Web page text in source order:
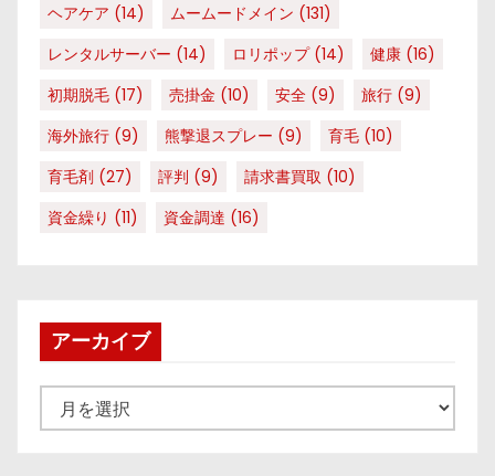
ヘアケア (14) ムームードメイン (131)
レンタルサーバー (14) ロリポップ(14) 健康 (16)
初期脱毛 (17) 売掛金 (10) 安全 (9) 旅行 (9)
海外旅行 (9) 熊撃退スプレー (9) 育毛 (10)
育毛剤 (27) 評判 (9) 請求書買取 (10)
資金繰り (11) 資金調達 (16)
アーカイブ
ー